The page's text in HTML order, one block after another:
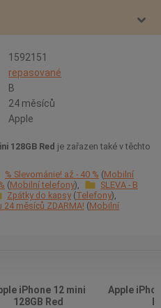
1592151
repasované
B
24 měsíců
Apple
128GB Red je zařazen také v těchto
% Slevománie! až - 40 % Mobilní
Mobilní telefony
SLEVA - B
Zpátky do kapsy Telefony
měsíců ZDARMA! Mobilní
iPhone 12 mini
128GB Red
Apple